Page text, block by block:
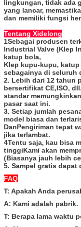
lingkungan, tidak ada
yang lancar,
dan memiliki fungsi
Tentang Xidelong
1Sebagai produsen
Industrial Valve (Klep
katup bola,
Klep kupu-kupu,
sebagainya di seluruh
2. Lebih dari 12 tahun
bersertifikat CE,ISO, dll.
standar
pasar saat ini.
3. Setiap jumlah
model biasa dan
DanPengiriman tepat
jika terlambat.
4Tentu saja, kau bisa
tinggiKami akan
(Biasanya jauh lebih
5. Sampel gratis
FAQ
T: Apakah Anda
A: Kami adalah pabrik.
T: Berapa lama waktu